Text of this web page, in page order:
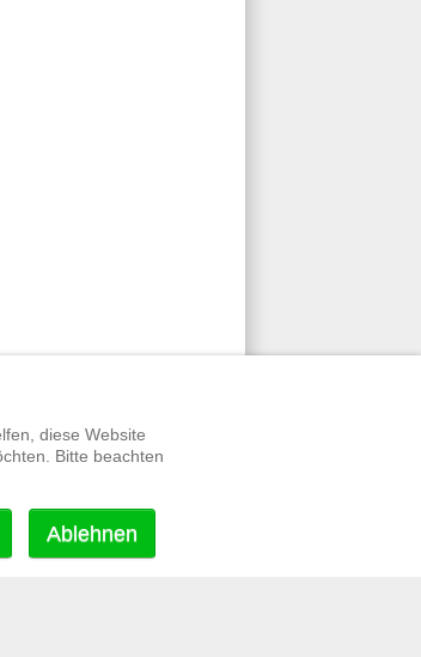
diese Website
Bitte beachten
Ablehnen